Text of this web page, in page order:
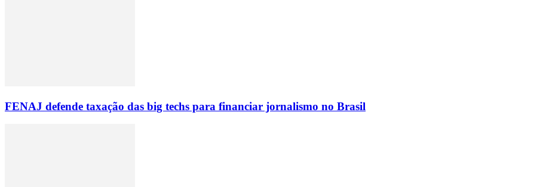
FENAJ defende taxação das big techs para financiar jornalismo no Brasil